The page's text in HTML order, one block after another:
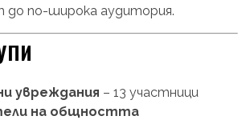
до по-широка аудитория.
увреждания – 13 участници
на общността